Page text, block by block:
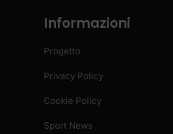
Informazioni
Progetto
Privacy Policy
Cookie Policy
Sport News